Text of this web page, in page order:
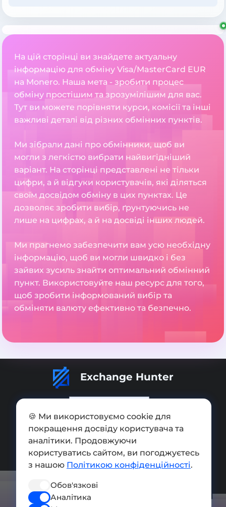
На цій сторінці ви знайдете актуальну
інформацію для обміну Visa/MasterCard EUR
на Monero. Наша мета - зробити процес
обміну простішим та зрозумілішим для вас.
Тут ви можете порівняти курси, комісії та інші
важливі деталі від різних обмінних пунктів.
Ми зібрали дані про обмінники, щоб ви
могли з легкістю вибрати найвигідніший
варіант. На сторінці представлені не тільки
цифри, а й відгуки користувачів, які діляться
своїм досвідом обміну в цих пунктах. Це
дозволяє зробити вибір, ґрунтуючись не
лише на цифрах, а й на досвіді інших людей.
Ми прагнемо забезпечити вам усю необхідну
інформацію, щоб ви могли швидко і без
зайвих зусиль знайти оптимальний обмінний
пункт. Використовуйте наш ресурс для того,
щоб зробити інформований вибір та
обміняти валюту ефективно та безпечно.
Exchange Hunter
Додати обмінник
Мапа сайту
Press kit
Умови використання
🍪 Ми використовуємо cookie для
покращення досвіду користувача та
аналітики. Продовжуючи
користуватись сайтом, ви погоджуєтесь
з нашою Політикою конфіденційності.
Обов'язкові
Аналітика